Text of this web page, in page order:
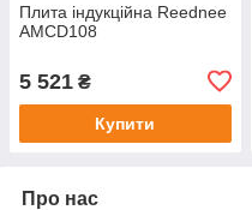
Плита індукційна Reednee
AMCD108
5 521 ₴
Купити
Про нас